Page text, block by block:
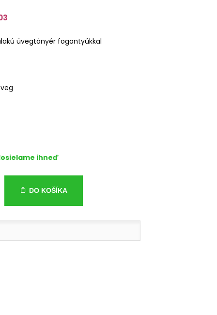
üvegtányér fogantyúkkal
ihneď
DO KOŠÍKA